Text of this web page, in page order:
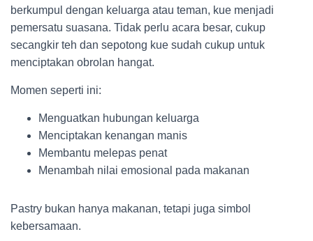
berkumpul dengan keluarga atau teman, kue menjadi
pemersatu suasana. Tidak perlu acara besar, cukup
secangkir teh dan sepotong kue sudah cukup untuk
menciptakan obrolan hangat.
Momen seperti ini:
Menguatkan hubungan keluarga
Menciptakan kenangan manis
Membantu melepas penat
Menambah nilai emosional pada makanan
Pastry bukan hanya makanan, tetapi juga simbol
kebersamaan.